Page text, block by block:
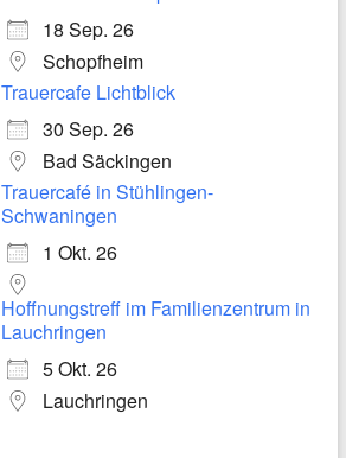
18 Sep. 26
Schopfheim
Trauercafe Lichtblick
30 Sep. 26
Bad Säckingen
Trauercafé in Stühlingen-
Schwaningen
1 Okt. 26
Hoffnungstreff im Familienzentrum in
Lauchringen
5 Okt. 26
Lauchringen